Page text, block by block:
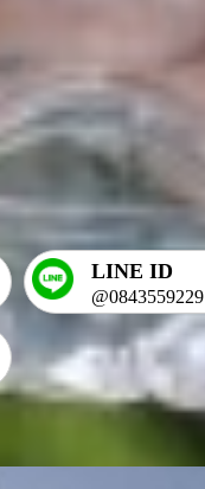
LINE ID
@0843559229